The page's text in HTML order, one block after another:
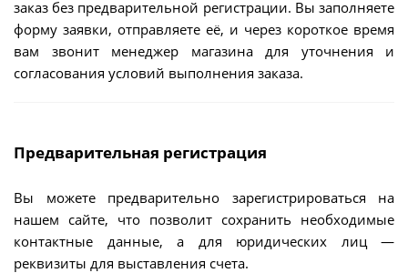
заказ без предварительной регистрации. Вы заполняете
форму заявки, отправляете её, и через короткое время
вам звонит менеджер магазина для уточнения и
согласования условий выполнения заказа.
Предварительная регистрация
Вы можете предварительно зарегистрироваться на
нашем сайте, что позволит сохранить необходимые
контактные данные, а для юридических лиц —
реквизиты для выставления счета.